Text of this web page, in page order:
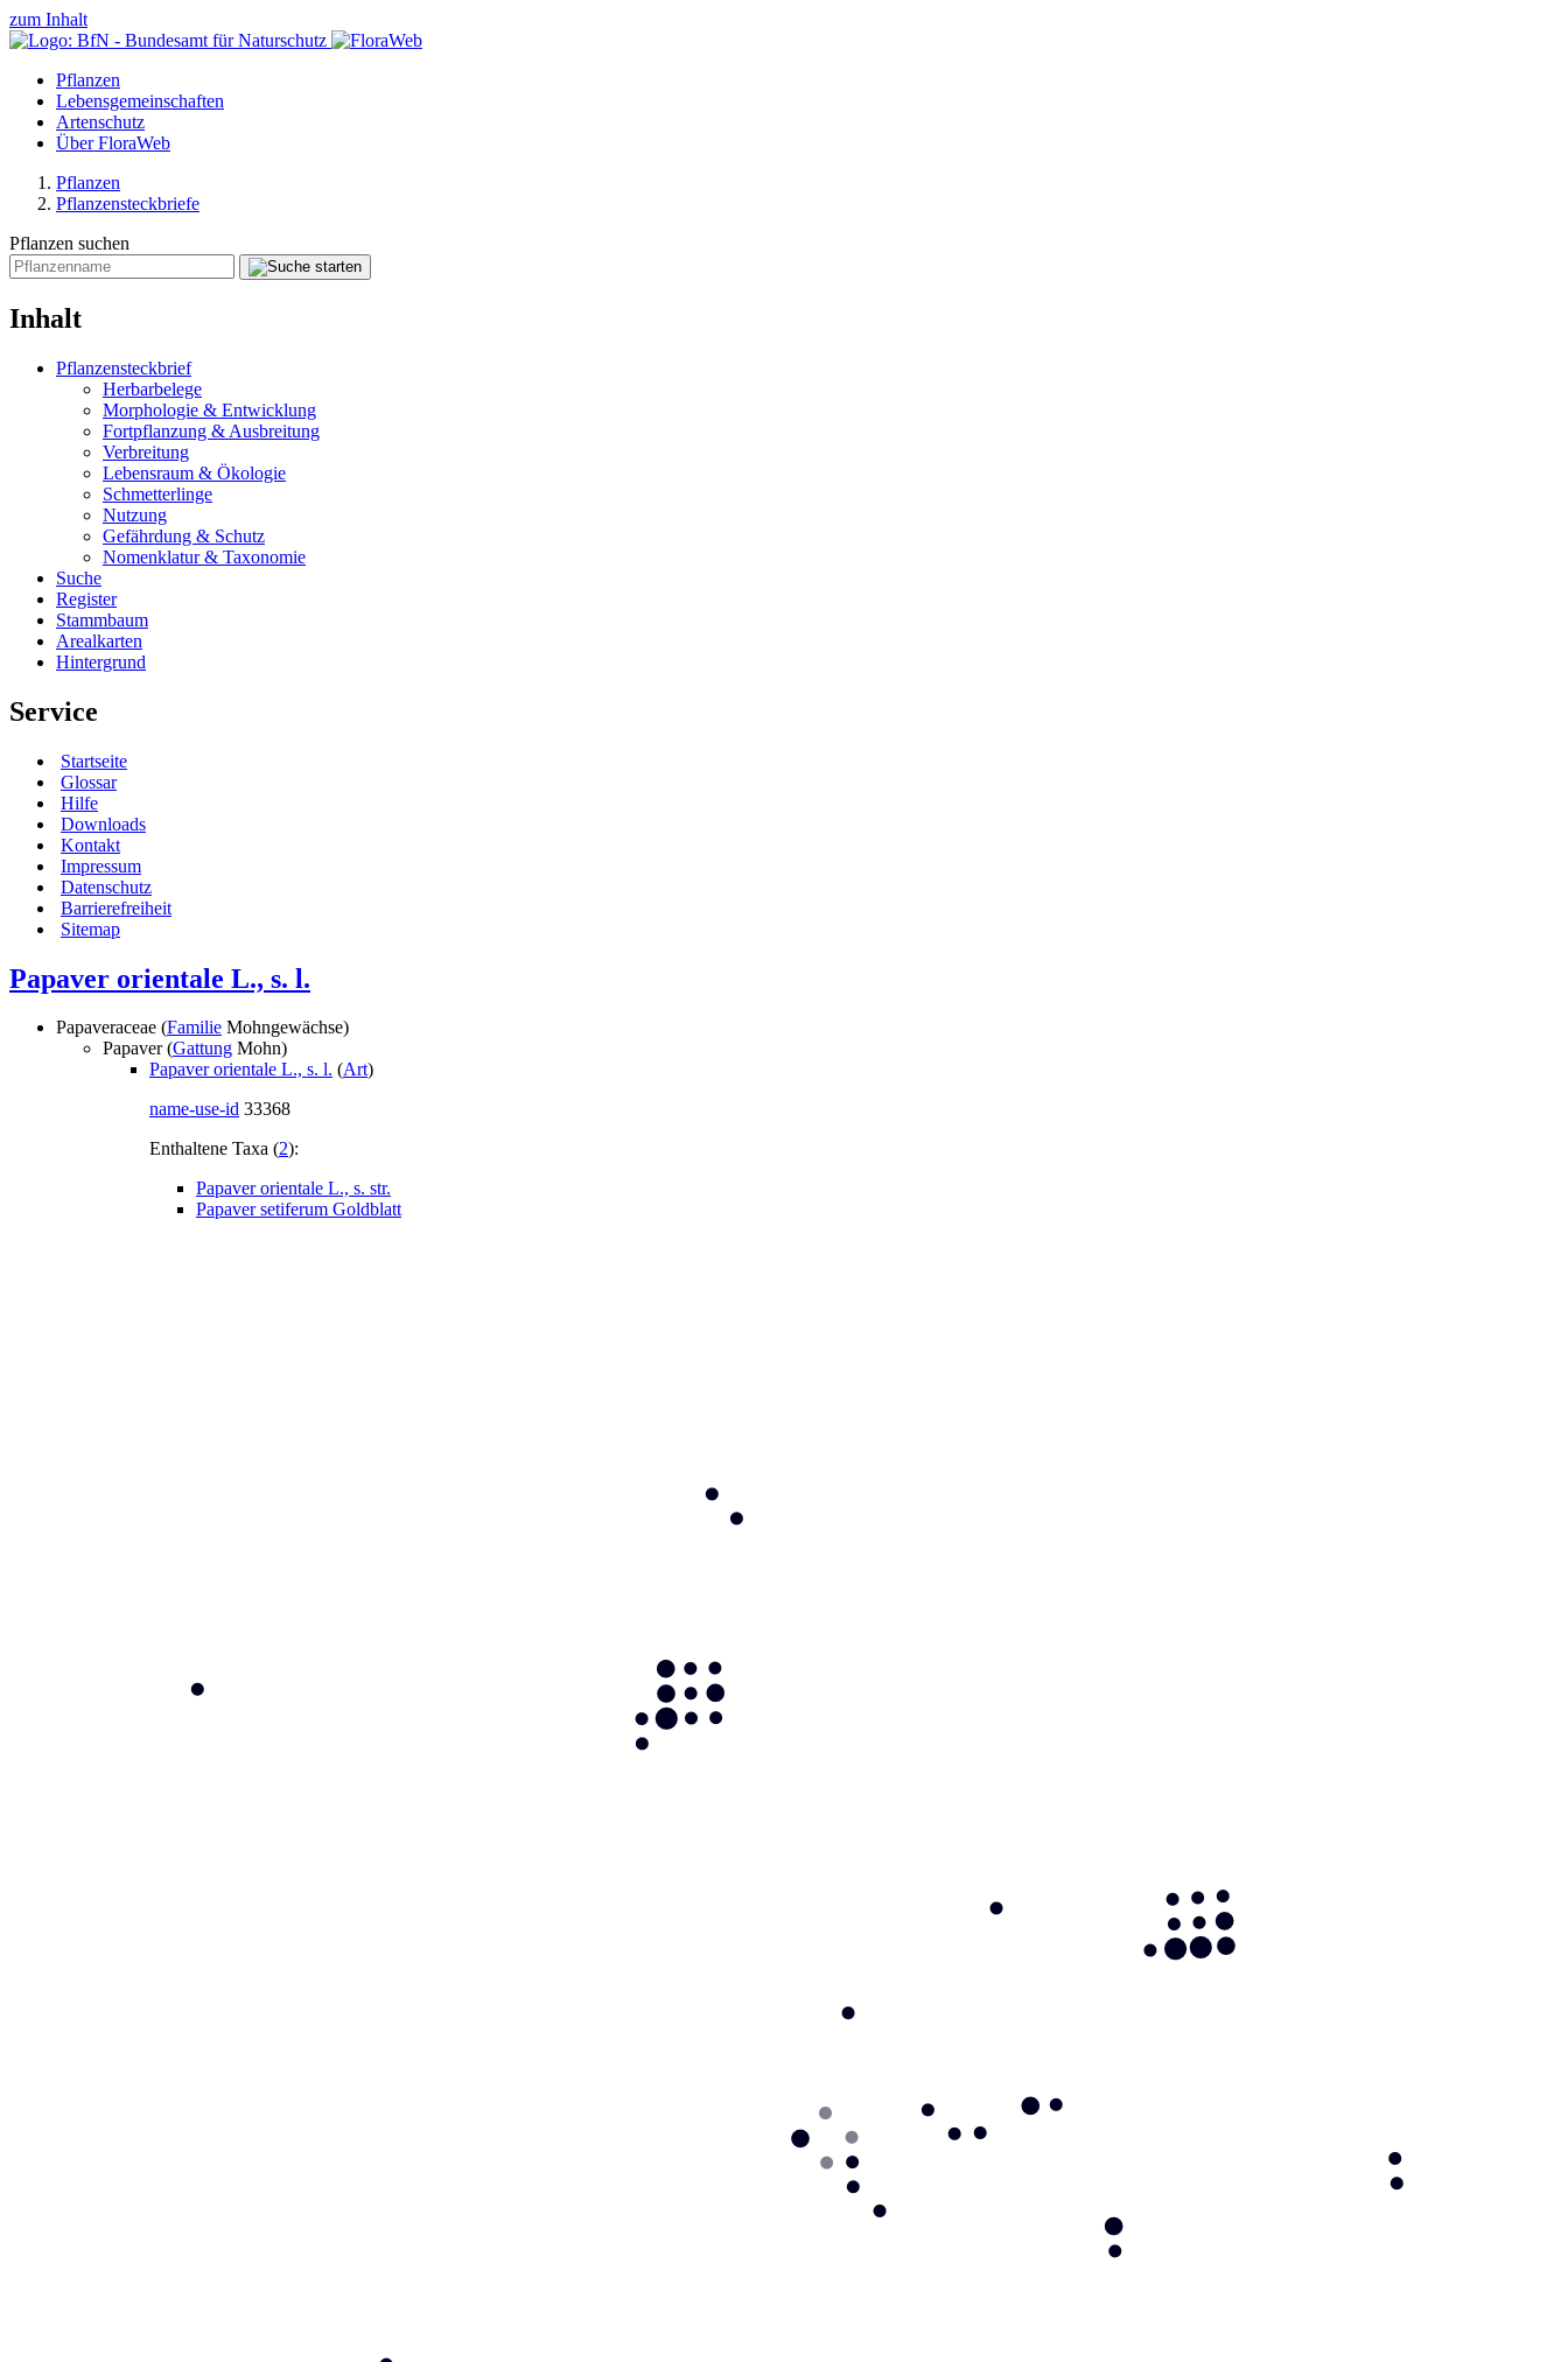
zum Inhalt
Pflanzen
Lebensgemeinschaften
Artenschutz
Über FloraWeb
Pflanzen
Pflanzensteckbriefe
Pflanzen suchen
Inhalt
Pflanzensteckbrief
Herbarbelege
Morphologie & Entwicklung
Fortpflanzung & Ausbreitung
Verbreitung
Lebensraum & Ökologie
Schmetterlinge
Nutzung
Gefährdung & Schutz
Nomenklatur & Taxonomie
Suche
Register
Stammbaum
Arealkarten
Hintergrund
Service
Startseite
Glossar
Hilfe
Downloads
Kontakt
Impressum
Datenschutz
Barrierefreiheit
Sitemap
Papaver orientale L., s. l.
Papaveraceae (Familie Mohngewächse)
Papaver (Gattung Mohn)
Papaver orientale L., s. l. (Art)
name-use-id 33368
Enthaltene Taxa (2):
Papaver orientale L., s. str.
Papaver setiferum Goldblatt